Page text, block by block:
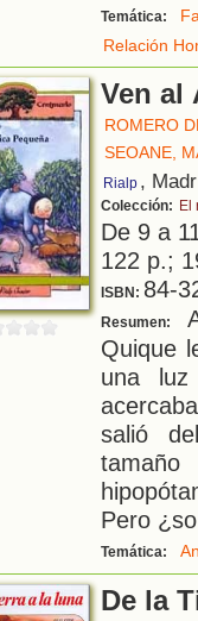
Temática:
Relación
Ven al
ROMERO
SEOANE,
Rialp ,
Colección: El
De 9 a
122 p.;
ISBN: 84-
Resumen:
Quique
una
salió
Pero
Temática:
De la